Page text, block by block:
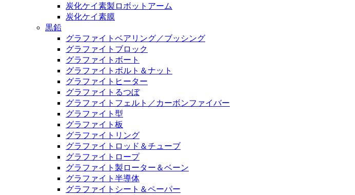
炭化ケイ素製ロボットアーム
炭化ケイ素膜
黒鉛
グラファイトベアリング／ブッシング
グラファイトブロック
グラファイトボート
グラファイトボルト＆ナット
グラファイトヒーター
グラファイトるつぼ
グラファイトフェルト／カーボンファイバー
グラファイト型
グラファイト板
グラファイトリング
グラファイトロッド＆チューブ
グラファイトロープ
グラファイト製ローター＆ベーン
グラファイト半導体
グラファイトシート＆ペーパー